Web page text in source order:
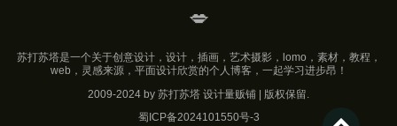
💋
苏打苏塔是一个关于创意设计，设计，插画，艺术摄影，lomo，素材，教程，
web，灵感来源，平面设计欣赏的个人博客，一起学习进步昂！
2009-2024 by 苏打苏塔 设计量贩铺 | 版权保留.
蜀ICP备2024101550号-3